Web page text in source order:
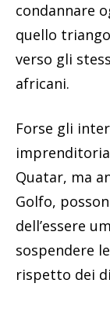
condannare
quello
verso gli
africani.
Forse gli
Quatar, ma
Golfo,
dell’essere
sospendere
rispetto dei